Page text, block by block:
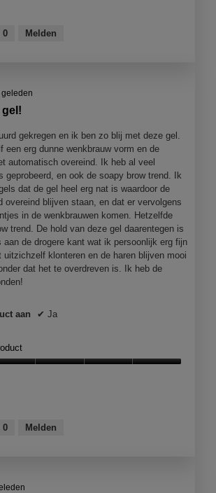
0 Melden
gel!
gekregen en ik ben zo blij met deze gel.
een erg dunne wenkbrauw vorm en de
automatisch overeind. Ik heb al veel
geprobeerd, en ook de soapy brow trend. Ik
dat de gel heel erg nat is waardoor de
overeind blijven staan, en dat er vervolgens
in de wenkbrauwen komen. Hetzelfde
trend. De hold van deze gel daarentegen is
de drogere kant wat ik persoonlijk erg fijn
uitzichzelf klonteren en de haren blijven mooi
dat het te overdreven is. Ik heb de
aan ✔ Ja
0 Melden